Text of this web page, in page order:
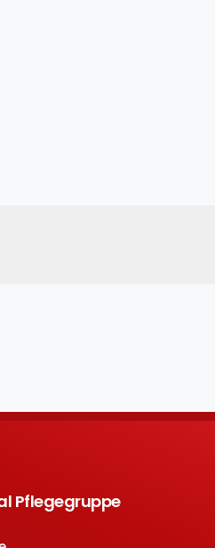
Pflegegruppe